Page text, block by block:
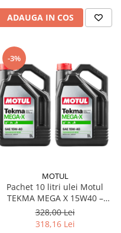
ADAUGA IN COS
-3%
MOTUL
Pachet 10 litri ulei Motul
TEKMA MEGA X 15W40 –
Performanță profesională
pentru motoare diesel grele
328,00 Lei
318,16 Lei